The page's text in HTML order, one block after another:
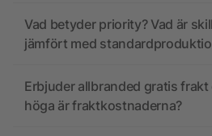
Vad betyder priority? Vad är
jämfört med
Erbjuder allbranded gratis
höga är fraktkostnaderna?